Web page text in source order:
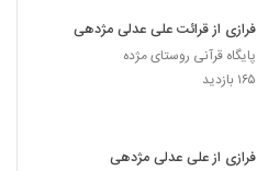
فرازی از قرائت علی عدلی مژدهی
پایگاه قرآنی روستای مژده
۱۶۵ بازدید
فرازی از علی عدلی مژدهی